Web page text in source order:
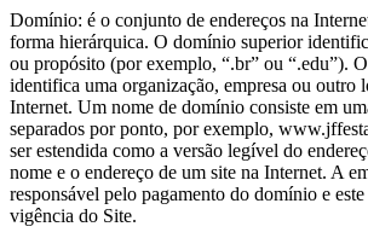
Domínio: é o conjunto de endereços na
forma hierárquica. O domínio superior
ou propósito (por exemplo, “.br” ou “.edu”).
identifica uma organização, empresa ou outro
Internet. Um nome de domínio consiste em
separados por ponto, por exemplo,
ser estendida como a versão legível do
nome e o endereço de um site na Internet. A
responsável pelo pagamento do domínio e este
vigência do Site.